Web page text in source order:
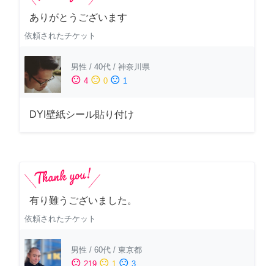
ありがとうございます
依頼されたチケット
男性 / 40代 / 神奈川県
sentiment_satisfied 4 sentiment_neutral 0 sentiment_dissatisfied 1
DYI壁紙シール貼り付け
有り難うございました。
依頼されたチケット
男性 / 60代 / 東京都
sentiment_satisfied 219 sentiment_neutral 1 sentiment_dissatisfied 3